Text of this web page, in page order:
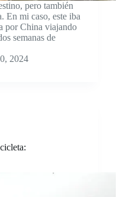
pero también
En mi caso, este iba
por China viajando
semanas de
2024